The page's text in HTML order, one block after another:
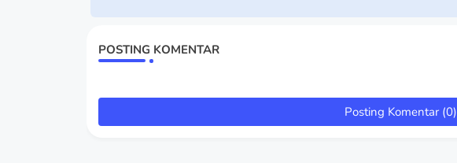
POSTING KOMENTAR
Posting Komentar (0)